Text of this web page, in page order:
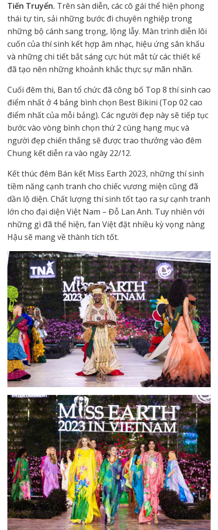
Tiến Truyển. Trên sàn diễn, các cô gái thể hiện phong
thái tự tin, sải những bước đi chuyên nghiệp trong
những bộ cánh sang trọng, lộng lẫy. Màn trình diễn lôi
cuốn của thí sinh kết hợp âm nhạc, hiệu ứng sân khấu
và những chi tiết bắt sáng cực hút mắt từ các thiết kế
đã tạo nên những khoảnh khắc thực sự mãn nhãn.
Cuối đêm thi, Ban tổ chức đã công bố Top 8 thí sinh cao
điểm nhất ở 4 bảng bình chọn Best Bikini (Top 02 cao
điểm nhất của mỗi bảng). Các người đẹp này sẽ tiếp tục
bước vào vòng bình chọn thứ 2 cùng hạng mục và
người đẹp chiến thắng sẽ được trao thưởng vào đêm
Chung kết diễn ra vào ngày 22/12.
Kết thúc đêm Bán kết Miss Earth 2023, những thí sinh
tiềm năng cạnh tranh cho chiếc vương miện cũng đã
dần lộ diện. Chất lượng thí sinh tốt tạo ra sự cạnh tranh
lớn cho đại diện Việt Nam – Đỗ Lan Anh. Tuy nhiên với
những gì đã thể hiện, fan Việt đặt nhiều kỳ vọng nàng
Hậu sẽ mang về thành tích tốt.